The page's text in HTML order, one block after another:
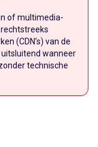
of multimedia-
(CDN’s) van de
wanneer
technische